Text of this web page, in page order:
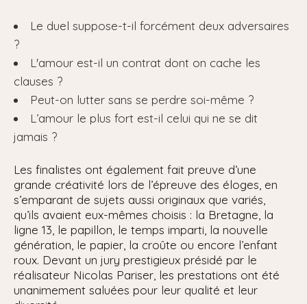
Le duel suppose-t-il forcément deux adversaires
?
L'amour est-il un contrat dont on cache les
clauses ?
Peut-on lutter sans se perdre soi-même ?
L’amour le plus fort est-il celui qui ne se dit
jamais ?
Les finalistes ont également fait preuve d’une
grande créativité lors de l’épreuve des éloges, en
s’emparant de sujets aussi originaux que variés,
qu’ils avaient eux-mêmes choisis : la Bretagne, la
ligne 13, le papillon, le temps imparti, la nouvelle
génération, le papier, la croûte ou encore l’enfant
roux. Devant un jury prestigieux présidé par le
réalisateur Nicolas Pariser, les prestations ont été
unanimement saluées pour leur qualité et leur